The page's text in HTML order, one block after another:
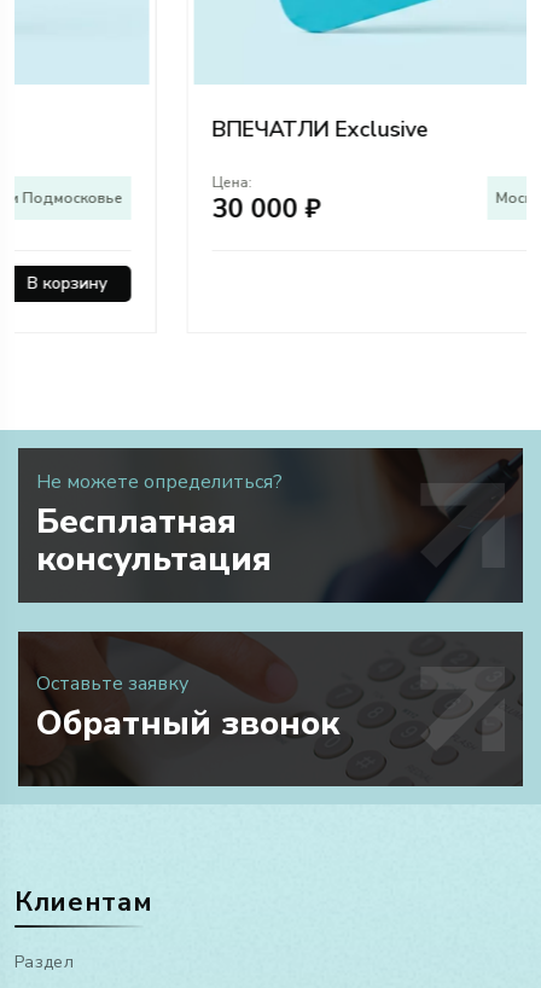
ВПЕЧАТЛИ Exclusive
Цена:
30 000 ₽ Москва и Подмосковье
Не можете определиться?
Бесплатная
консультация
Оставьте заявку
Обратный звонок
Клиентам
Раздел